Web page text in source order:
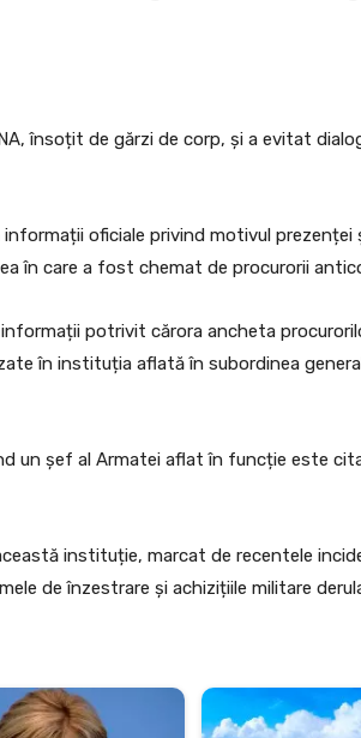
însoțit de gărzi de corp, și a evitat
oficiale privind motivul prezenței
în care a fost chemat de procurorii
potrivit cărora ancheta
în instituția aflată în subordinea
un șef al Armatei aflat în funcție este
instituție, marcat de recentele
de înzestrare și achizițiile militare